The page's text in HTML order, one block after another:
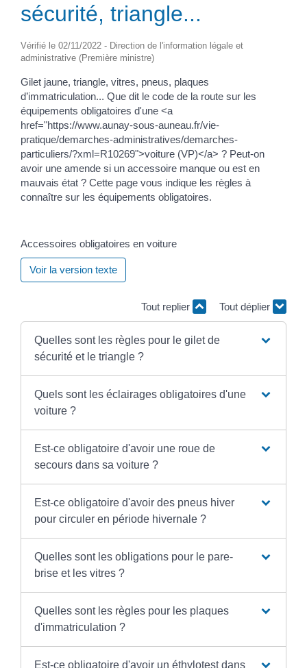
sécurité, triangle...
Vérifié le 02/11/2022 - Direction de l'information légale et
administrative (Première ministre)
Gilet jaune, triangle, vitres, pneus, plaques
d’immatriculation... Que dit le code de la route sur les
équipements obligatoires d'une <a
href="https://www.aunay-sous-auneau.fr/vie-
pratique/demarches-administratives/demarches-
particuliers/?xml=R10269">voiture (VP)</a> ? Peut-on
avoir une amende si un accessoire manque ou est en
mauvais état ? Cette page vous indique les règles à
connaître sur les équipements obligatoires.
Accessoires obligatoires en voiture
Voir la version texte
Tout replier Tout déplier
Quelles sont les règles pour le gilet de
sécurité et le triangle ?
Quels sont les éclairages obligatoires d'une
voiture ?
Est-ce obligatoire d'avoir une roue de
secours dans sa voiture ?
Est-ce obligatoire d'avoir des pneus hiver
pour circuler en période hivernale ?
Quelles sont les obligations pour le pare-
brise et les vitres ?
Quelles sont les règles pour les plaques
d'immatriculation ?
Est-ce obligatoire d'avoir un éthylotest dans